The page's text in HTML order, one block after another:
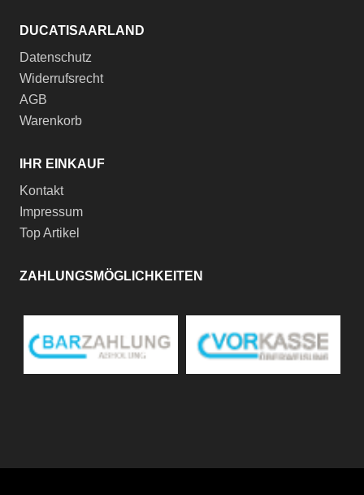
DUCATISAARLAND
Datenschutz
Widerrufsrecht
AGB
Warenkorb
IHR EINKAUF
Kontakt
Impressum
Top Artikel
ZAHLUNGSMÖGLICHKEITEN